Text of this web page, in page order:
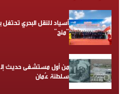
أسياد للنقل البحري تحتفل
“منح”
من أول مستشفى حديث
سلطنة عُمان